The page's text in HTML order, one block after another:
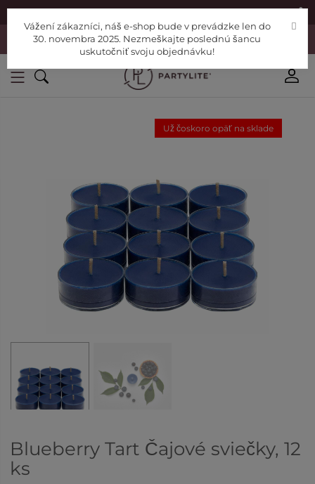
|
Vážení zákazníci, náš e-shop bude v prevádzke len do 30. novembra
2025. Nezmeškajte poslednú šancu uskutočniť svoju objednávku!
Už čoskoro opäť na sklade
Blueberry Tart Čajové sviečky, 12
ks
Vážení zákazníci, náš e-shop bude v prevádzke len do
30. novembra 2025. Nezmeškajte poslednú šancu
uskutočniť svoju objednávku!